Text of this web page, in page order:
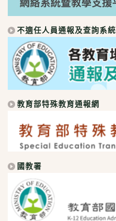
不適任人員通報及查詢系統
教育部特殊教育通報網
國教署